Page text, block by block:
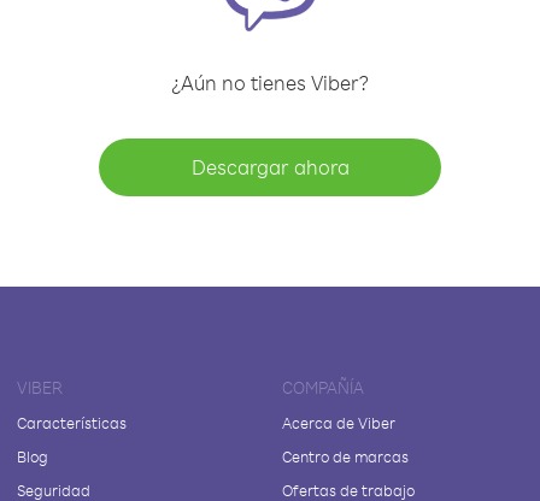
¿Aún no tienes Viber?
Descargar ahora
VIBER
Características
Blog
Seguridad
COMPAÑÍA
Acerca de Viber
Centro de marcas
Ofertas de trabajo